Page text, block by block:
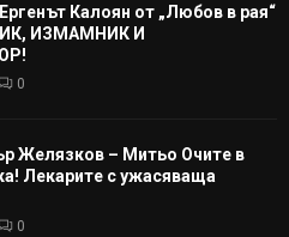
Калоян от „Любов в рая“
ИЗМАМНИК И
0
Желязков – Митьо Очите в
Лекарите с ужасяваща
0